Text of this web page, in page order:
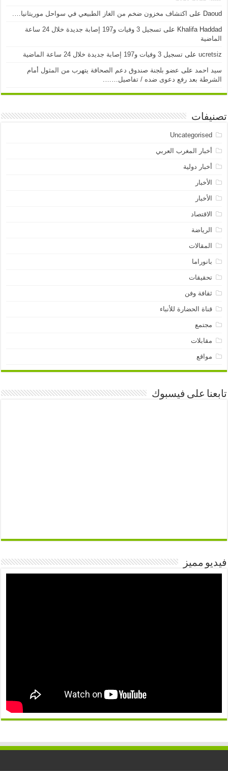
Daoud على اكتشاف مخزون ضخم من الغاز الطبيعي في سواحل موريتانيا….
Khalifa Haddad على
تسجيل 3 وفيات و197 إصابة جديدة خلال 24 ساعة
الماضية
ucretsiz علىتسجيل 3 وفيات و197 إصابة جديدة خلال 24 ساعة الماضية
سيد احمد على عضو بلجنة صندوق دعم الصحافة يتهرب من المثول أمام
الشرطة بعد رفع دعوى ضده / تفاصيل…….
تصنيفات
Uncategorised
أخبار المغرب العربي
أخبار دولية
الأخبار
الأخبار
الاقتصاد
الرياضة
المقالات
بانوراما
تحقيقات
ثقافة وفن
قناة الحضارة للأنباء
مجتمع
مقابلات
مواقع
تابعنا على فيسبوك
فيديو مميز